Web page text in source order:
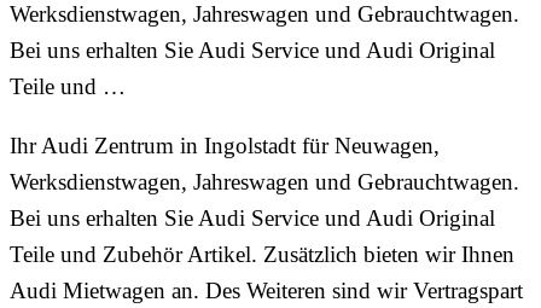
Werksdienstwagen, Jahreswagen und Gebrauchtwagen.
Bei uns erhalten Sie Audi Service und Audi Original
Teile und …
Ihr Audi Zentrum in Ingolstadt für Neuwagen,
Werksdienstwagen, Jahreswagen und Gebrauchtwagen.
Bei uns erhalten Sie Audi Service und Audi Original
Teile und Zubehör Artikel. Zusätzlich bieten wir Ihnen
Audi Mietwagen an. Des Weiteren sind wir Vertragspart